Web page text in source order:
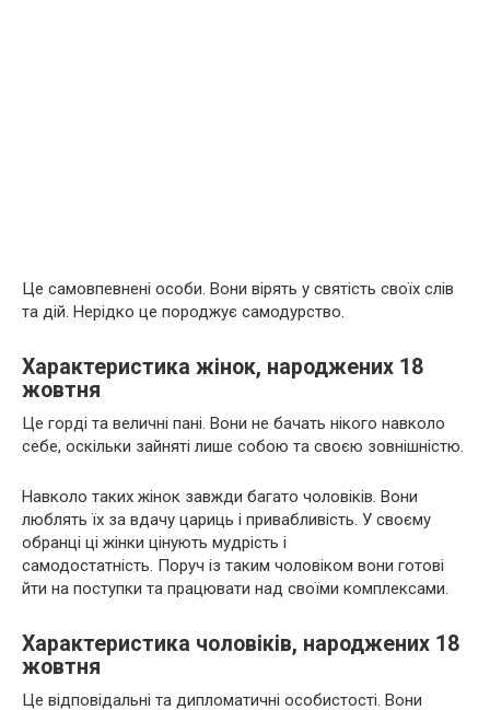
Це самовпевнені особи. Вони вірять у святість своїх слів
та дій. Нерідко це породжує самодурство.
Характеристика жінок, народжених 18
жовтня
Це горді та величні пані. Вони не бачать нікого навколо
себе, оскільки зайняті лише собою та своєю зовнішністю.
Навколо таких жінок завжди багато чоловіків. Вони
люблять їх за вдачу цариць і привабливість. У своєму
обранці ці жінки цінують мудрість і
самодостатність. Поруч із таким чоловіком вони готові
йти на поступки та працювати над своїми комплексами.
Характеристика чоловіків, народжених 18
жовтня
Це відповідальні та дипломатичні особистості. Вони